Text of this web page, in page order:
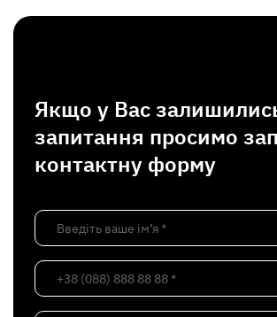
Якщо у Вас
запитання просимо
контактну форму
Введіть ваше ім’я *
+38 (088) 888 88 88 *